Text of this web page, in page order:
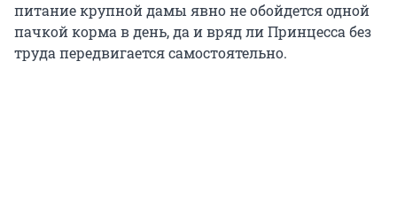
питание крупной дамы явно не обойдется одной
пачкой корма в день, да и вряд ли Принцесса без
труда передвигается самостоятельно.